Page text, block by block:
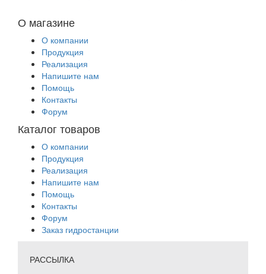
О магазине
О компании
Продукция
Реализация
Напишите нам
Помощь
Контакты
Форум
Каталог товаров
О компании
Продукция
Реализация
Напишите нам
Помощь
Контакты
Форум
Заказ гидростанции
РАССЫЛКА